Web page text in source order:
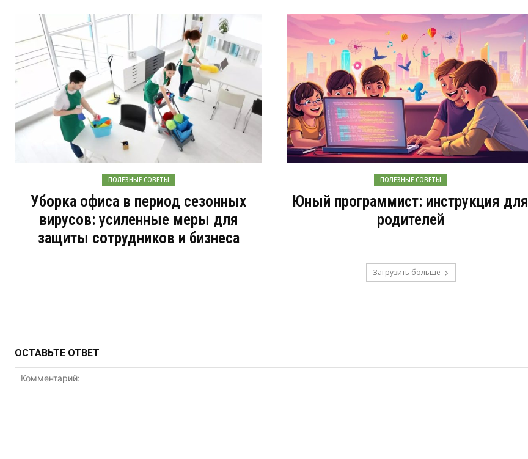
ПОЛЕЗНЫЕ СОВЕТЫ
Уборка офиса в период сезонных
вирусов: усиленные меры для
защиты сотрудников и бизнеса
ПОЛЕЗНЫЕ СОВЕТЫ
Юный программист: инструкция для
родителей
Загрузить больше
ОСТАВЬТЕ ОТВЕТ